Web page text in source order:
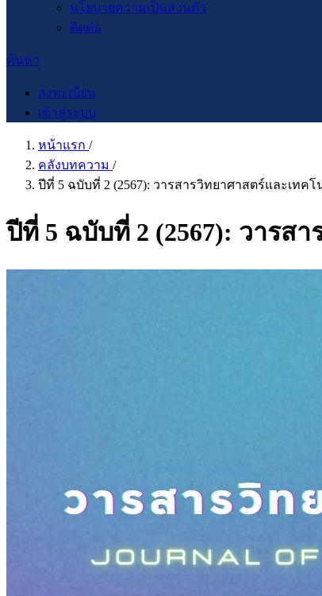
นโยบายความเป็นส่วนตัว
ติดต่อ
ค้นหา
ลงทะเบียน
เข้าสู่ระบบ
หน้าแรก /
คลังบทความ /
ปีที่ 5 ฉบับที่ 2 (2567): วารสารวิทยาศาสตร์และเทค
ปีที่ 5 ฉบับที่ 2 (2567): วารส